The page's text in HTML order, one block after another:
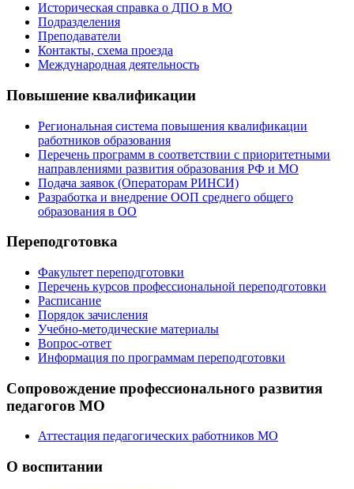
Историческая справка о ДПО в МО
Подразделения
Преподаватели
Контакты, схема проезда
Международная деятельность
Повышение квалификации
Региональная система повышения квалификации
работников образования
Перечень программ в соответствии с приоритетными
направлениями развития образования РФ и МО
Подача заявок (Операторам РИНСИ)
Разработка и внедрение ООП среднего общего
образования в ОО
Переподготовка
Факультет переподготовки
Перечень курсов профессиональной переподготовки
Расписание
Порядок зачисления
Учебно-методические материалы
Вопрос-ответ
Информация по программам переподготовки
Сопровождение профессионального развития
педагогов МО
Аттестация педагогических работников МО
О воспитании